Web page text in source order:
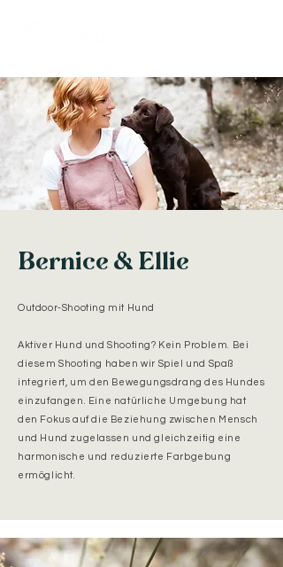
Bernice & Ellie
Outdoor-Shooting mit Hund
Aktiver Hund und Shooting? Kein Problem. Bei
diesem Shooting haben wir Spiel und Spaß
integriert, um den Bewegungsdrang des Hundes
einzufangen. Eine natürliche Umgebung hat
den Fokus auf die Beziehung zwischen Mensch
und Hund zugelassen und gleichzeitig eine
harmonische und reduzierte Farbgebung
ermöglicht.